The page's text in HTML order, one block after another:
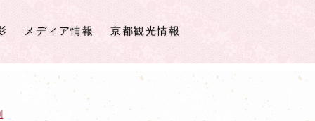
メディア情報 京都観光情報